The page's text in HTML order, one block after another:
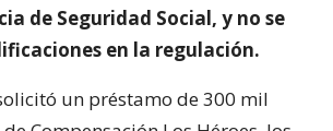
de Seguridad Social, y no se
en la regulación.
un préstamo de 300 mil